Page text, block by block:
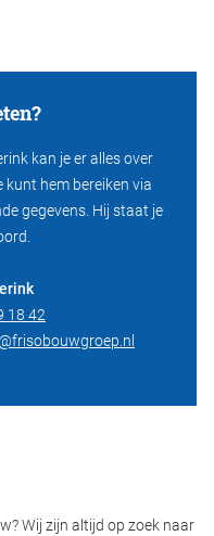
kan je er alles over
kunt hem bereiken via
gegevens. Hij staat je
18 42
Wij zijn altijd op zoek naar